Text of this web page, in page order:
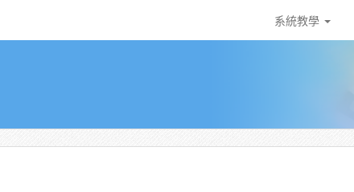
系統教學